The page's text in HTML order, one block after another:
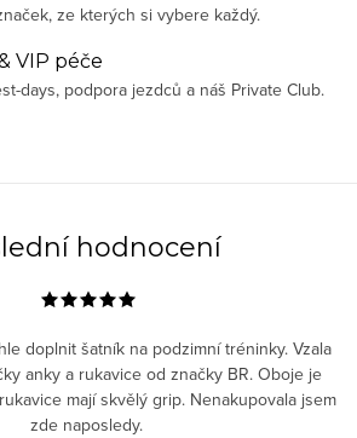
ze kterých si vybere každý.
VIP péče
days, podpora jezdců a náš Private Club.
hodnocení
doplnit šatník na podzimní tréninky. Vzala
anky a rukavice od značky BR. Oboje je
mají skvělý grip. Nenakupovala jsem
zde naposledy.